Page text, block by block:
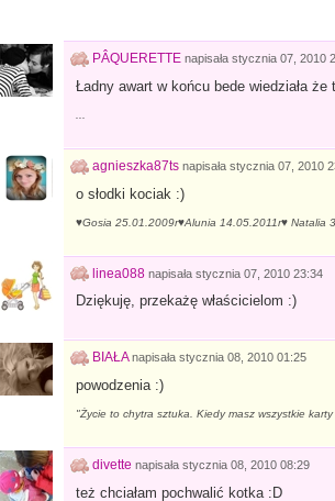
PÂQUERETTE napisała stycznia 07, 2010
Ładny awart w końcu bede wiedziała że
agnieszka87ts napisała stycznia 07, 2010
o słodki kociak :)
♥Gosia 25.01.2009r♥Alunia 14.05.2011r♥ Natalia
linea088 napisała stycznia 07, 2010 23:34
Dziękuję, przekażę właścicielom :)
BIAŁA napisała stycznia 08, 2010 01:25
powodzenia :)
"Życie to chytra sztuka. Kiedy masz wszystkie
divette napisała stycznia 08, 2010 08:29
też chciałam pochwalić kotka :D